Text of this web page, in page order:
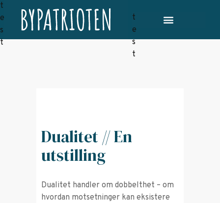
Dualitet // En
utstilling
Dualitet handler om dobbelthet – om
hvordan motsetninger kan eksistere